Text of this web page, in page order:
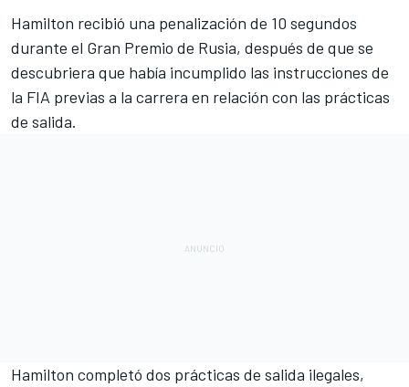
Hamilton recibió una penalización de 10 segundos
durante el Gran Premio de Rusia, después de que se
descubriera que había incumplido las instrucciones de
la FIA previas a la carrera en relación con las prácticas
de salida.
Hamilton completó dos prácticas de salida ilegales,